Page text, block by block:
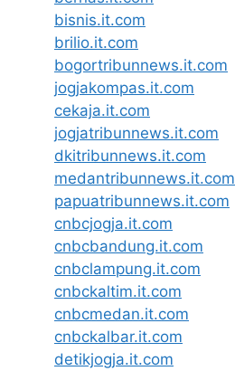
bisnis.it.com
brilio.it.com
bogortribunnews.it.com
jogjakompas.it.com
cekaja.it.com
jogjatribunnews.it.com
dkitribunnews.it.com
medantribunnews.it.com
papuatribunnews.it.com
cnbcjogja.it.com
cnbcbandung.it.com
cnbclampung.it.com
cnbckaltim.it.com
cnbcmedan.it.com
cnbckalbar.it.com
detikjogja.it.com